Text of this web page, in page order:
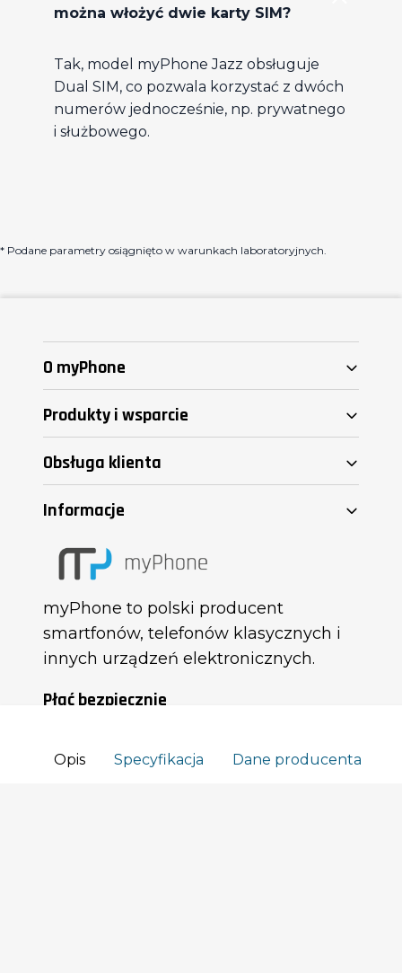
Opis Specyfikacja Dane producenta
można włożyć dwie karty SIM?​
Tak, model myPhone Jazz obsługuje
Dual SIM, co pozwala korzystać z dwóch
numerów jednocześnie, np. prywatnego
i służbowego.
* Podane parametry osiągnięto w warunkach laboratoryjnych.
O myPhone
Produkty i wsparcie
Obsługa klienta
Informacje
myPhone to polski producent
smartfonów, telefonów klasycznych i
innych urządzeń elektronicznych.
Płać bezpiecznie